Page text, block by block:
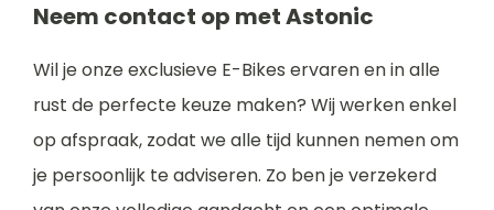
Neem contact op met Astonic
Wil je onze exclusieve E-Bikes ervaren en in alle
rust de perfecte keuze maken? Wij werken enkel
op afspraak, zodat we alle tijd kunnen nemen om
je persoonlijk te adviseren. Zo ben je verzekerd